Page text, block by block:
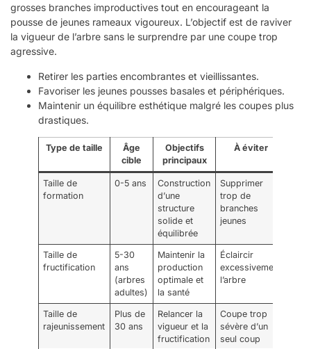
grosses branches improductives tout en encourageant la
pousse de jeunes rameaux vigoureux. L’objectif est de raviver
la vigueur de l’arbre sans le surprendre par une coupe trop
agressive.
Retirer les parties encombrantes et vieillissantes.
Favoriser les jeunes pousses basales et périphériques.
Maintenir un équilibre esthétique malgré les coupes plus
drastiques.
Type de taille
Âge
cible
Objectifs
principaux
À éviter
Taille de
formation
0-5 ans
Construction
d’une
structure
solide et
équilibrée
Supprimer
trop de
branches
jeunes
Taille de
fructification
5-30
ans
(arbres
adultes)
Maintenir la
production
optimale et
la santé
Éclaircir
excessivement
l’arbre
Taille de
rajeunissement
Plus de
30 ans
Relancer la
vigueur et la
fructification
Coupe trop
sévère d’un
seul coup